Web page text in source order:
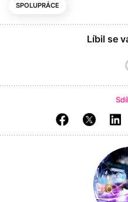
SPOLUPRÁCE
Líbil se